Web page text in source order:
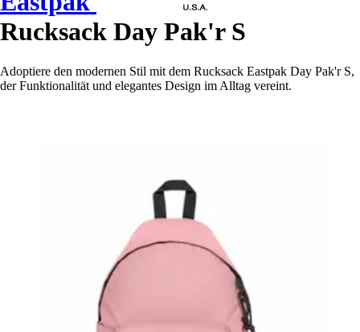
Rucksack Day Pak'r S
Adoptiere den modernen Stil mit dem Rucksack Eastpak Day Pak'r S,
der Funktionalität und elegantes Design im Alltag vereint.